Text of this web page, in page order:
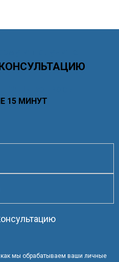
15 МИНУТ
мы обрабатываем ваши личные